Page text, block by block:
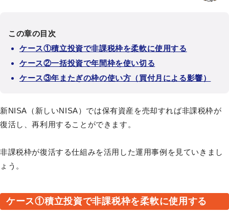
この章の目次
ケース①積立投資で非課税枠を柔軟に使用する
ケース②一括投資で年間枠を使い切る
ケース③年またぎの枠の使い方（買付月による影響）
新NISA（新しいNISA）では保有資産を売却すれば非課税枠が
復活し、再利用することができます。
非課税枠が復活する仕組みを活用した運用事例を見ていきまし
ょう。
ケース①積立投資で非課税枠を柔軟に使用する